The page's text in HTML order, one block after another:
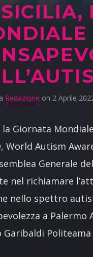
Redazione on 2 Aprile
la Giornata
World Autism
Generale
nel richiamare
nello spettro
a
Garibaldi